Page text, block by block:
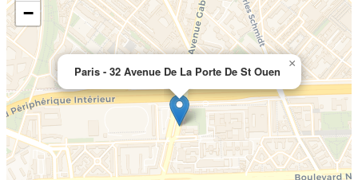
Paris - 32 Avenue De La Porte De St Ouen
×
−